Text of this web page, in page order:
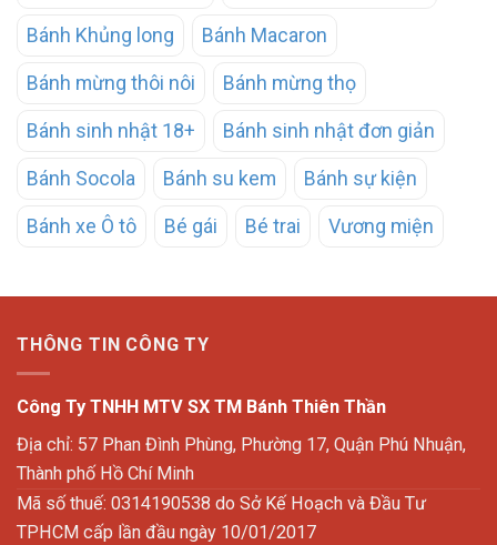
Bánh Khủng long Bánh Macaron
Bánh mừng thôi nôi Bánh mừng thọ
Bánh sinh nhật 18+ Bánh sinh nhật đơn giản
Bánh Socola Bánh su kem Bánh sự kiện
Bánh xe Ô tô Bé gái Bé trai Vương miện
THÔNG TIN CÔNG TY
Công Ty TNHH MTV SX TM Bánh Thiên Thần
Địa chỉ: 57 Phan Đình Phùng, Phường 17, Quận Phú Nhuận,
Thành phố Hồ Chí Minh
Mã số thuế: 0314190538 do Sở Kế Hoạch và Đầu Tư
TPHCM cấp lần đầu ngày 10/01/2017